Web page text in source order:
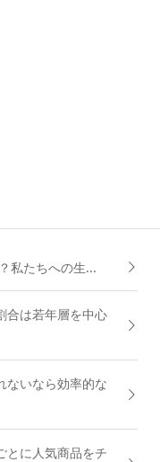
私たちへの生...
合は若年層を中心
ないなら効率的な
とに人気商品をチ